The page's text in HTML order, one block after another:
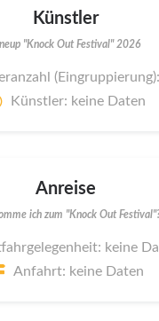
Künstler
"Knock Out Festival" 2026
Künstler: keine Daten
Anreise
ich zum "Knock Out
keine
Anfahrt: keine Daten